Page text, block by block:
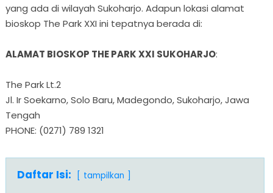
yang ada di wilayah Sukoharjo. Adapun lokasi alamat
bioskop The Park XXI ini tepatnya berada di:
ALAMAT BIOSKOP THE PARK XXI SUKOHARJO:
The Park Lt.2
Jl. Ir Soekarno, Solo Baru, Madegondo, Sukoharjo, Jawa
Tengah
PHONE: (0271) 789 1321
Daftar Isi: tampilkan